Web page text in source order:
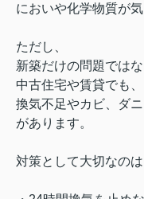
においや化学物質が
ただし、
新築だけの問題ではな
中古住宅や賃貸でも、
換気不足やカビ、ダ
があります。
対策として大切なのは